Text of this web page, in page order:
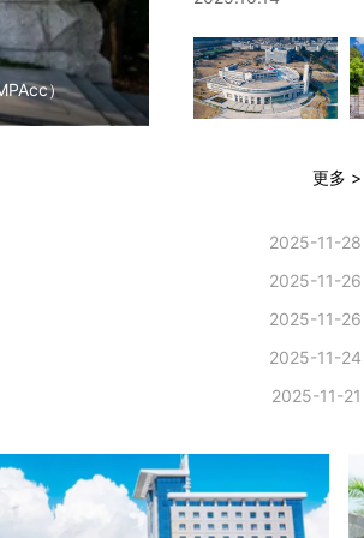
）
更多 >
2025-11-28
2025-11-26
2025-11-26
2025-11-24
2025-11-21